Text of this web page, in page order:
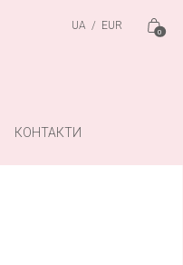
UA / EUR 0
КОНТАКТИ
сірій